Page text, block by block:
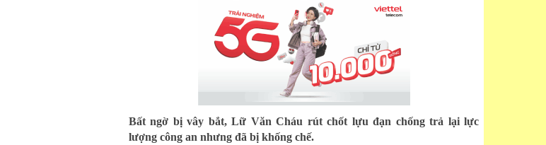
Bất ngờ bị vây bắt, Lữ Văn Cháu rút chốt lựu đạn chống trả lại lực
lượng công an nhưng đã bị khống chế.